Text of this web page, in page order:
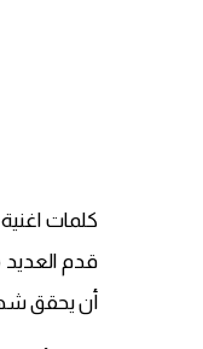
كلمات
قدم
أن يحقق